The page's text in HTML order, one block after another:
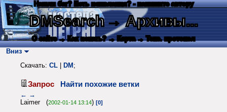
Нашли баг? Есть пожелания? - напишите автору
DMSearch→ Архивы...
О сайте → Как искать? → Карта → Текс. протокол
Вниз
Скачать: CL DM ;
Запрос Найти похожие ветки
← →
Laimer (2002-01-14 13:14) [0]